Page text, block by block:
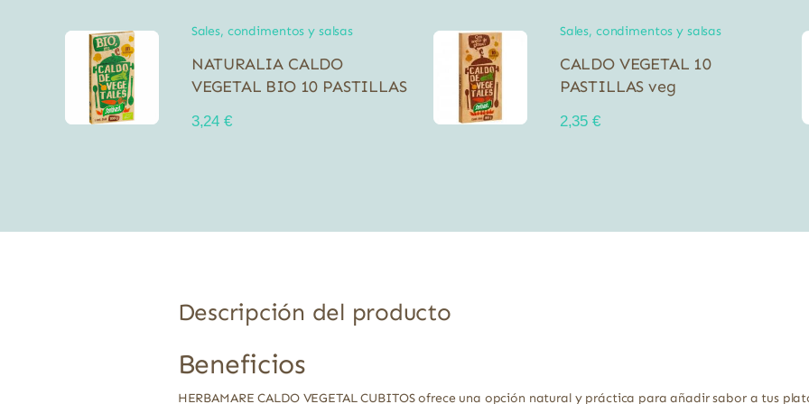
Sales, condimentos y salsas
NATURALIA CALDO
VEGETAL BIO 10 PASTILLAS
3,24 €
Sales, condimentos y salsas
CALDO VEGETAL 10
PASTILLAS veg
2,35 €
Descripción del producto
Beneficios
HERBAMARE CALDO VEGETAL CUBITOS ofrece una opción natural y práctica para añadir sabor a tus